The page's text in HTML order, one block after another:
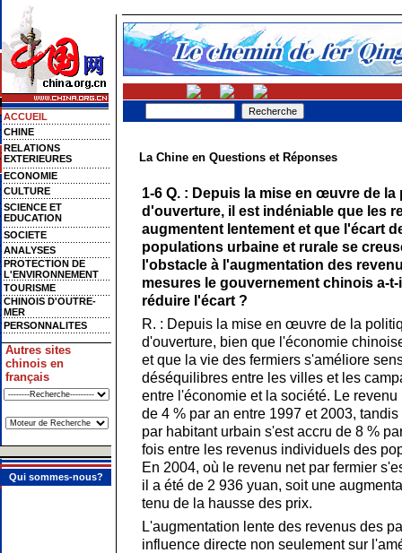
ACCUEIL
CHINE
RELATIONS
EXTERIEURES
ECONOMIE
CULTURE
SCIENCE ET
EDUCATION
SOCIETE
ANALYSES
PROTECTION DE
L'ENVIRONNEMENT
TOURISME
CHINOIS D'OUTRE-
MER
PERSONNALITES
Autres sites
chinois en
français
Qui sommes-nous?
La Chine en Questions et Réponses
1-6 Q. : Depuis la mise en œuvre de
d'ouverture, il est indéniable que les
augmentent lentement et que l'écart
populations urbaine et rurale se
l'obstacle à l'augmentation des
mesures le gouvernement chinois a-
réduire l'écart ?
R. : Depuis la mise en œuvre de la
d'ouverture, bien que l'économie
et que la vie des fermiers s'améliore
déséquilibres entre les villes et les
entre l'économie et la société. Le
de 4 % par an entre 1997 et 2003,
par habitant urbain s'est accru de 8 %
fois entre les revenus individuels des
En 2004, où le revenu net par fermier
il a été de 2 936 yuan, soit une
tenu de la hausse des prix.
L'augmentation lente des revenus des
influence directe non seulement sur